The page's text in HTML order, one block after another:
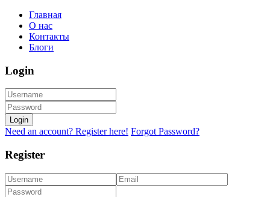
Главная
О нас
Контакты
Блоги
Login
Login
Need an account? Register here! Forgot Password?
Register